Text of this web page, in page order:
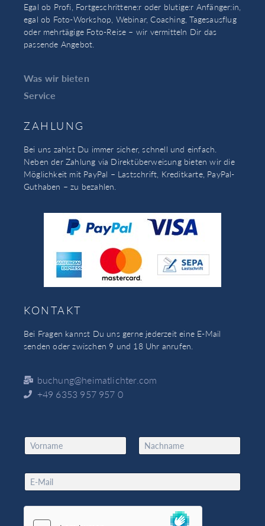
Egal ob Profi, Fortgeschrittene:r oder blutige:r Anfänger:in,
egal ob Foto-Workshop, Webinar, Coaching, Tagesausflug
oder mehrtägige Foto-Reise – wir vermitteln Dir das
passende Angebot.
Was wir bieten
Service
ZAHLUNG
Bei uns zahlst Du immer sicher, schnell und einfach.
Neben der Zahlung via Direktüberweisung bieten wir die
Möglichkeit mit PayPal – Lastschrift, Kreditkarte, PayPal-
Guthaben – zu bezahlen.
KONTAKT
Bei Fragen kannst Du uns gerne jederzeit eine E-Mail
senden oder zwischen 9 und 18 Uhr anrufen.
buchung@heimatlichter.com
+49 6353 957 957 0
N
a
e
*
Vorname Nachname
E
m
a
i
E
m
i